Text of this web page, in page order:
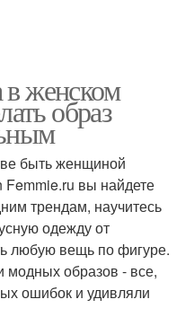
женском
образ
быть женщиной
вы найдете
трендам, научитесь
одежду от
любую вещь по фигуре.
модных образов - все,
ошибок и удивляли